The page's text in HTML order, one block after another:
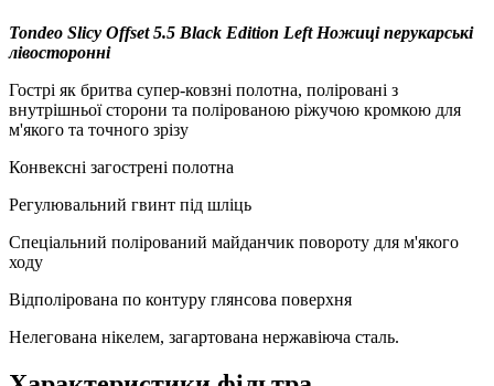
Tondeo Slicy Offset 5.5 Black Edition Left Ножиці перукарські
лівосторонні
Гострі як бритва супер-ковзні полотна, поліровані з
внутрішньої сторони та полірованою ріжучою кромкою для
м'якого та точного зрізу
Конвексні загострені полотна
Регулювальний гвинт під шліць
Спеціальний полірований майданчик повороту для м'якого
ходу
Відполірована по контуру глянсова поверхня
Нелегована нікелем, загартована нержавіюча сталь.